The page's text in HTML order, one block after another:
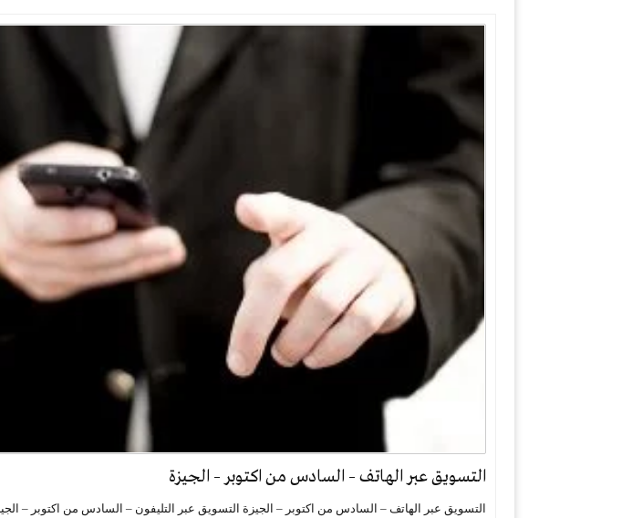
التسويق عبر الهاتف – السادس من اكتوبر – الجيزة